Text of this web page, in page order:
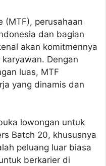
(MTF), perusahaan
dan bagian
akan komitmennya
Dengan
luas, MTF
yang dinamis dan
lowongan untuk
Batch 20, khususnya
peluang luar biasa
berkarier di